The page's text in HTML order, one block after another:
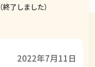
了しました）
2022年7月11日